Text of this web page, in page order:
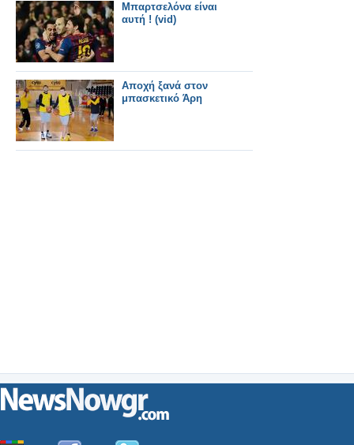
Μπαρτσελόνα είναι
αυτή ! (vid)
Αποχή ξανά στον
μπασκετικό Άρη